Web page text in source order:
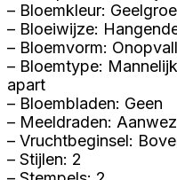
– Bloemkleur:
– Bloeiwijze:
– Bloemvorm:
– Bloemtype:
apart
– Bloembladen: Geen
– Meeldraden:
– Vruchtbeginsel:
– Stijlen: 2